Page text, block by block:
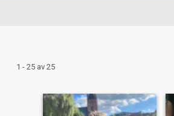
1 - 25 av 25